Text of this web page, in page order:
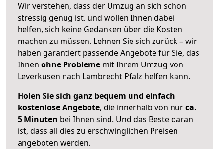
Wir verstehen, dass der Umzug an sich schon
stressig genug ist, und wollen Ihnen dabei
helfen, sich keine Gedanken über die Kosten
machen zu müssen. Lehnen Sie sich zurück – wir
haben garantiert passende Angebote für Sie, das
Ihnen ohne Probleme mit Ihrem Umzug von
Leverkusen nach Lambrecht Pfalz helfen kann.
Holen Sie sich ganz bequem und einfach
kostenlose Angebote, die innerhalb von nurca.
5 Minuten bei Ihnen sind. Und das Beste daran
ist, dass all dies zu erschwinglichen Preisen
angeboten werden.